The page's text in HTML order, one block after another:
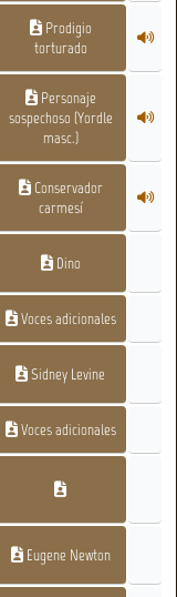
Prodigio
torturado
Personaje
sospechoso (Yordle
masc.)
Conservador
carmesí
Dino
Voces adicionales
Sidney Levine
Voces adicionales
Eugene Newton